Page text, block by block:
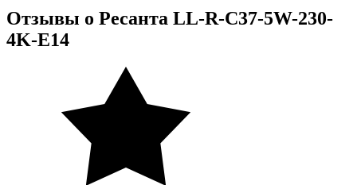
Отзывы о Ресанта LL-R-C37-5W-230-
4K-E14